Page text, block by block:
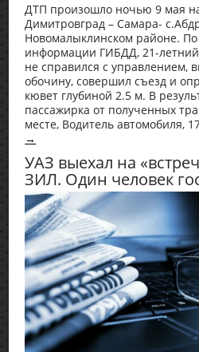
ДТП произошло ночью 9 мая
Димитровград – Самара-
Новомалыклинском районе.
информации ГИБДД, 21-летний
не справился с управлением,
обочину, совершил съезд и
кювет глубиной 2.5 м. В
пассажирка от полученных
месте, Водитель автомобиля,
→
УАЗ выехал на
ЗИЛ. Один человек